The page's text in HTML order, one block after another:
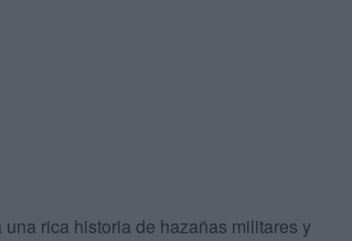
rica historia de hazañas militares y